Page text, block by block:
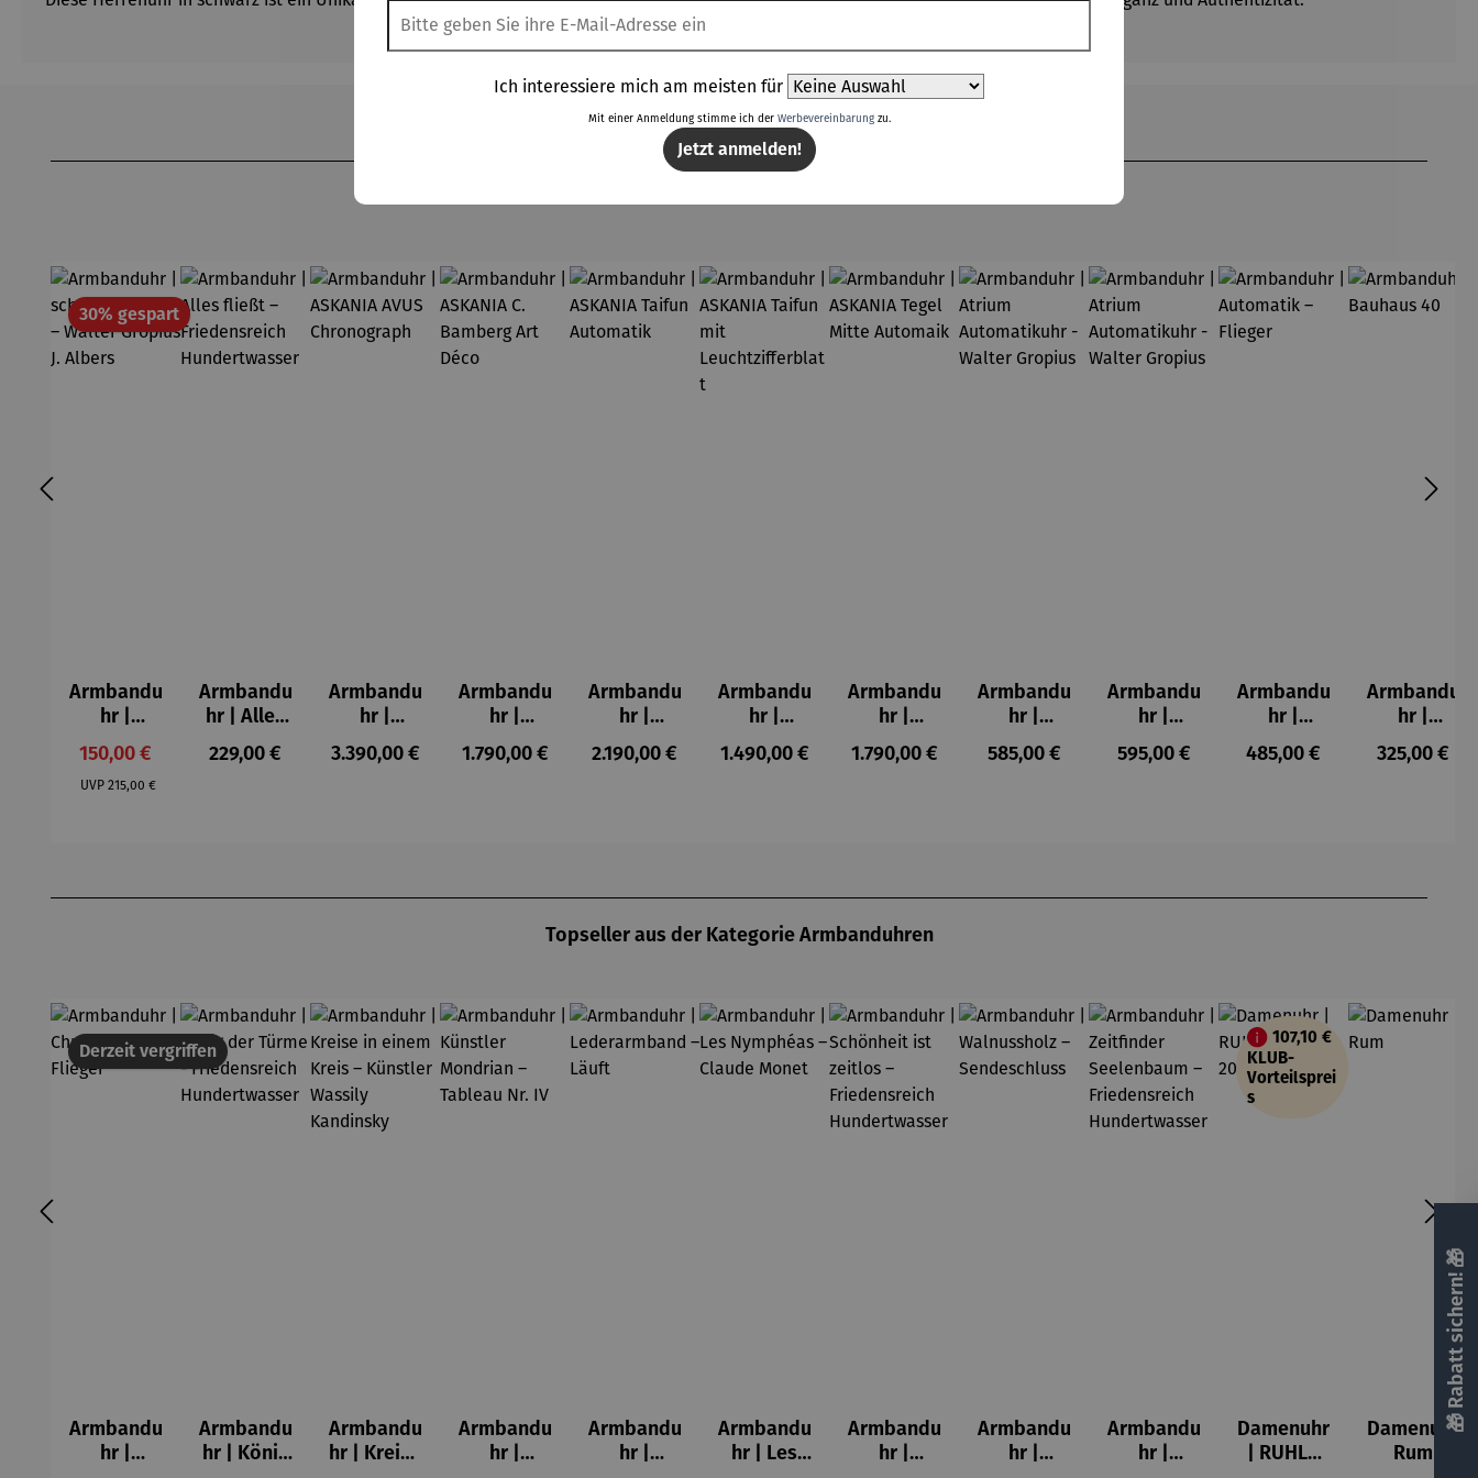
30% gespartRabatt
Armbandu
hr |
schwarz &
weiß –
Walter
Verkaufspreis:
150,00 €
UVP Regulärer Preis:
215,00 €
Armbandu
hr | Alles
fließt –
Friedensr
Regulärer Preis:
229,00 €
Armbandu
hr |
ASKANIA
AVUS
Regulärer Preis:
3.390,00 €
Armbandu
hr |
ASKANIA
C.
Regulärer Preis:
1.790,00 €
Armbandu
hr |
ASKANIA
Taifun
Regulärer Preis:
2.190,00 €
Armbandu
hr |
ASKANIA
Taifun mit
Regulärer Preis:
1.490,00 €
Armbandu
hr |
ASKANIA
Tegel
Regulärer Preis:
1.790,00 €
Armbandu
hr |
Atrium
Automatik
Regulärer Preis:
585,00 €
Armbandu
hr |
Atrium
Automatik
Regulärer Preis:
595,00 €
Armbandu
hr |
Automatik
– Flieger
Regulärer Preis:
485,00 €
Armbandu
hr |
Bauhaus
40
Regulärer
325,00 €
Topseller aus der Kategorie Armbanduhren
Derzeit vergriffen
Armbandu
hr |
Armbandu
hr | König
Armbandu
hr | Kreise
Armbandu
hr |
Armbandu
hr |
Armbandu
hr | Les
Armbandu
hr |
Armbandu
hr |
Armbandu
hr |
107,10 €
KLUB-
Vorteilsprei
s
Damenuhr
| RUHLA
Damenuhr
Rum
🎁 Rabatt sichern! 🎁
Ich interessiere mich am meisten für
Mit einer Anmeldung stimme ich der Werbevereinbarungzu.
Jetzt anmelden!